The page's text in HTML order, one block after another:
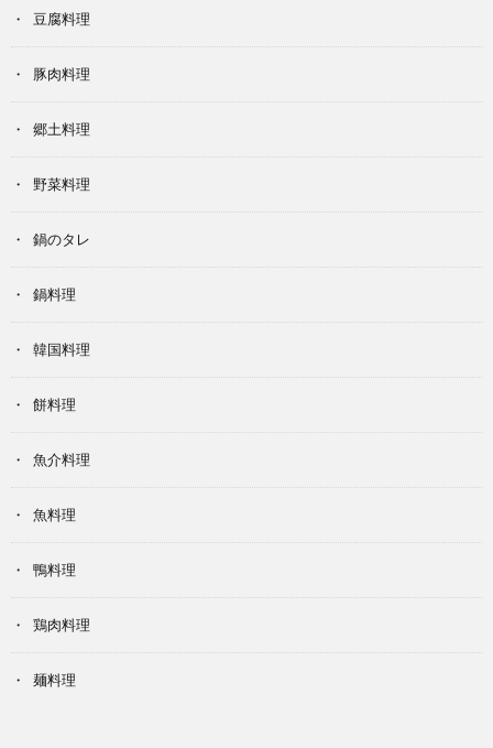
豆腐料理
豚肉料理
郷土料理
野菜料理
鍋のタレ
鍋料理
韓国料理
餅料理
魚介料理
魚料理
鴨料理
鶏肉料理
麺料理